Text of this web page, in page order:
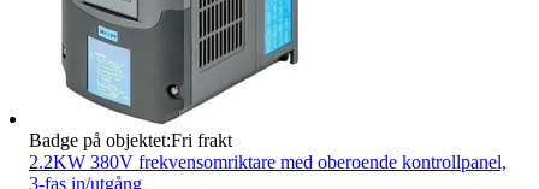
Badge på objektet:Fri frakt
2.2KW 380V frekvensomriktare med oberoende kontrollpanel,
3-fas in/utgång